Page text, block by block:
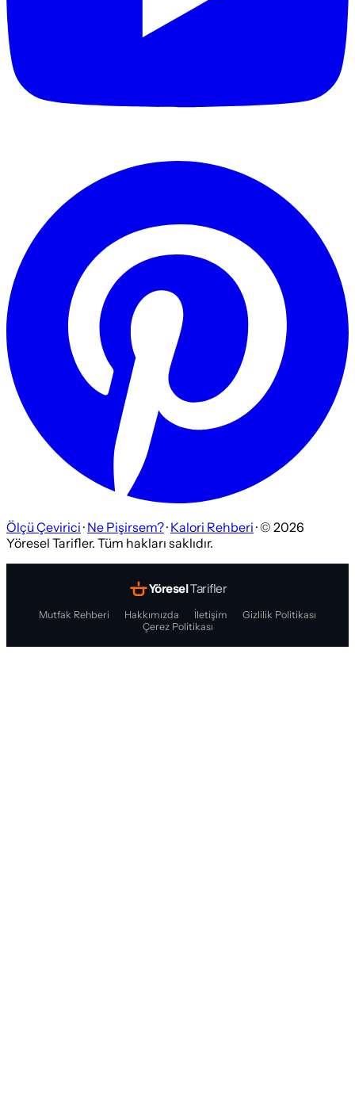
Ölçü Çevirici · Ne Pişirsem?· Kalori Rehberi · © 2026
Yöresel Tarifler. Tüm hakları saklıdır.
YöreselTarifler
Mutfak Rehberi Hakkımızda İletişim
Gizlilik Politikası
Çerez Politikası